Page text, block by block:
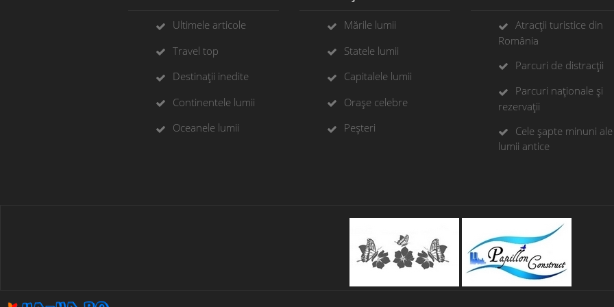
Ultimele articole
Travel top
Destinații inedite
Continentele lumii
Oceanele lumii
Mările lumii
Statele lumii
Capitalele lumii
Orașe celebre
Peșteri
Atracții turistice din
România
Parcuri de distracții
Parcuri naționale și
rezervații
Cele șapte minuni ale
lumii antice